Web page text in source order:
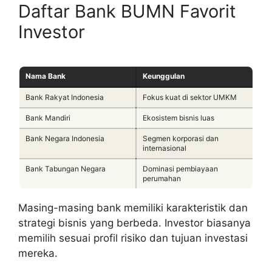
Daftar Bank BUMN Favorit
Investor
Nama Bank Keunggulan
Bank Rakyat Indonesia Fokus kuat di sektor UMKM
Bank Mandiri Ekosistem bisnis luas
Bank Negara Indonesia
Segmen korporasi dan
internasional
Bank Tabungan Negara
Dominasi pembiayaan
perumahan
Masing-masing bank memiliki karakteristik dan
strategi bisnis yang berbeda. Investor biasanya
memilih sesuai profil risiko dan tujuan investasi
mereka.